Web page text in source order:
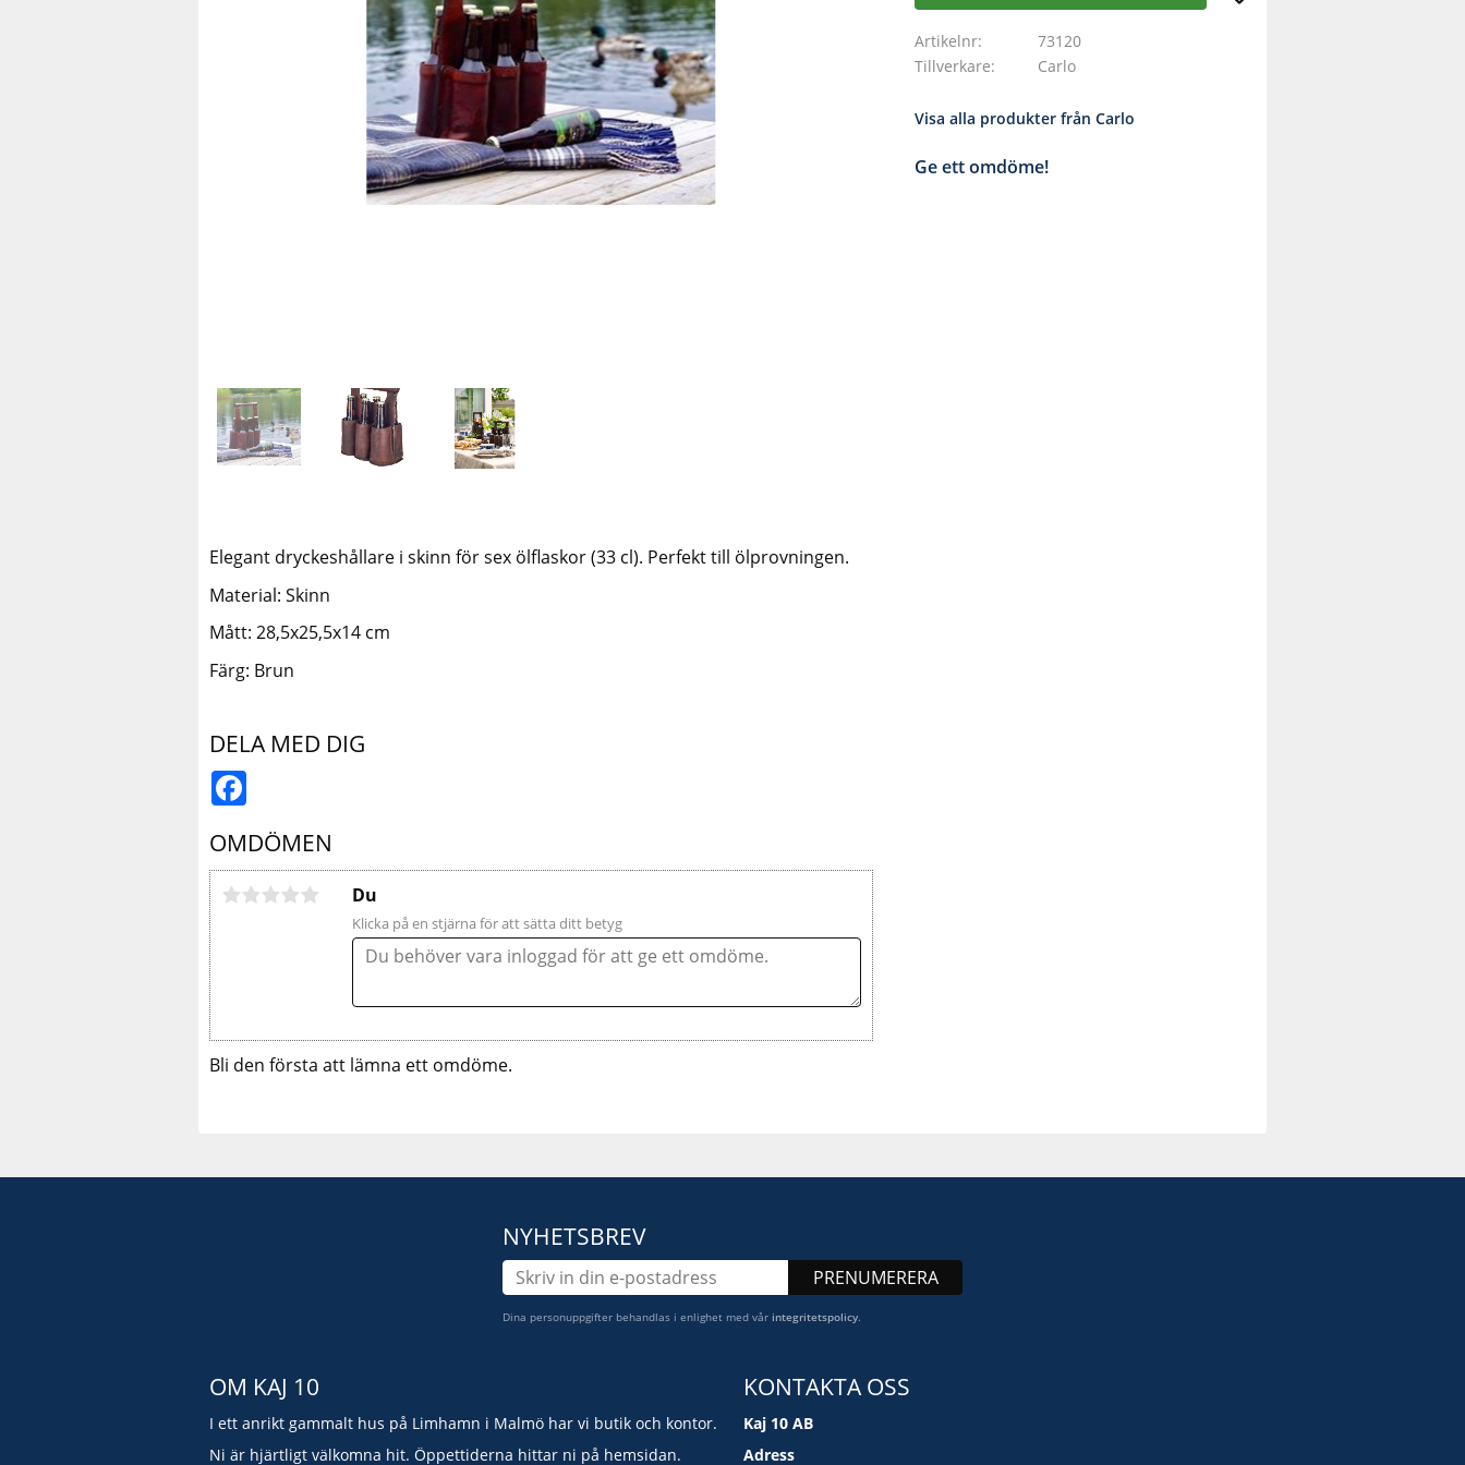
Artikelnr
73120
Tillverkare
Carlo
Visa alla produkter från Carlo
Ge ett omdöme!
Elegant dryckeshållare i skinn för sex ölflaskor (33 cl). Perfekt till ölprovningen.
Material: Skinn
Mått: 28,5x25,5x14 cm
Färg: Brun
DELA MED DIG
OMDÖMEN
Du
Klicka på en stjärna för att sätta ditt betyg
Bli den första att lämna ett omdöme.
NYHETSBREV
PRENUMERERA
Dina personuppgifter behandlas i enlighet med vår integritetspolicy.
OM KAJ 10
I ett anrikt gammalt hus på Limhamn i Malmö har vi butik och kontor.
Ni är hjärtligt välkomna hit. Öppettiderna hittar ni på hemsidan.
KONTAKTA OSS
Kaj 10 AB
Adress